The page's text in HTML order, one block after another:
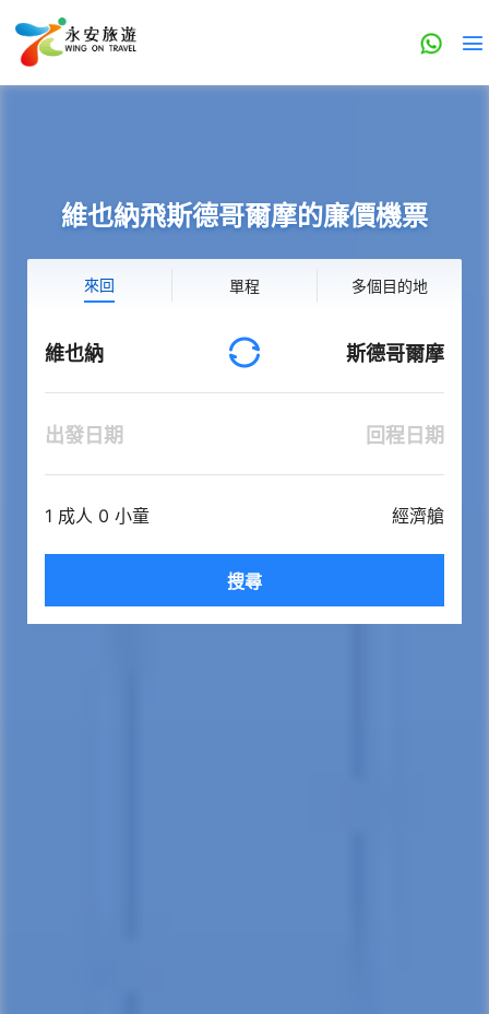
維也納飛斯德哥爾摩的廉價機票
來回 單程 多個目的地
維也納 斯德哥爾摩
出發日期 回程日期
1 成人 0 小童 經濟艙
搜尋